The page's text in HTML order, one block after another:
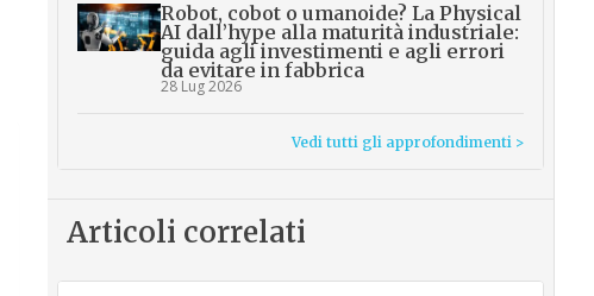
Robot, cobot o umanoide? La Physical
AI dall’hype alla maturità industriale:
guida agli investimenti e agli errori
da evitare in fabbrica
28 Lug 2026
Vedi tutti gli approfondimenti >
Articoli correlati